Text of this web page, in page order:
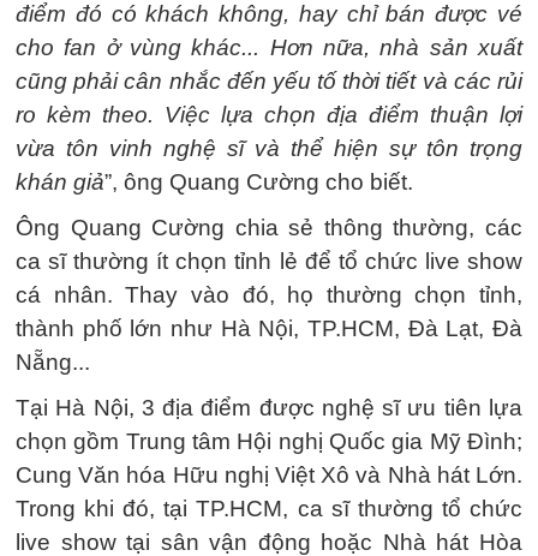
điểm đó có khách không, hay chỉ bán được vé
cho fan ở vùng khác... Hơn nữa, nhà sản xuất
cũng phải cân nhắc đến yếu tố thời tiết và các rủi
ro kèm theo. Việc lựa chọn địa điểm thuận lợi
vừa tôn vinh nghệ sĩ và thể hiện sự tôn trọng
khán giả”, ông Quang Cường cho biết.
Ông Quang Cường chia sẻ thông thường, các
ca sĩ thường ít chọn tỉnh lẻ để tổ chức live show
cá nhân. Thay vào đó, họ thường chọn tỉnh,
thành phố lớn như Hà Nội, TP.HCM, Đà Lạt, Đà
Nẵng...
Tại Hà Nội, 3 địa điểm được nghệ sĩ ưu tiên lựa
chọn gồm Trung tâm Hội nghị Quốc gia Mỹ Đình;
Cung Văn hóa Hữu nghị Việt Xô và Nhà hát Lớn.
Trong khi đó, tại TP.HCM, ca sĩ thường tổ chức
live show tại sân vận động hoặc Nhà hát Hòa